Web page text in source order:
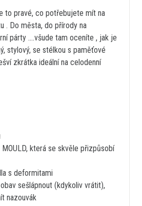
to pravé, co potřebujete mít na
. Do města, do přírody na
párty ....všude tam oceníte , jak je
stylový, se stélkou s paměťové
zkrátka ideální na celodenní
která se skvěle přizpůsobí
s deformitami
sešlápnout (kdykoliv vrátit),
nazouvák